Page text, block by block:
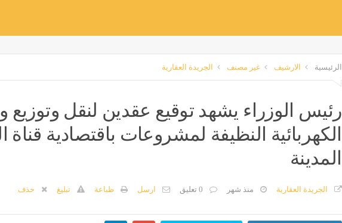
الرئيسية الارشيف غير مصنف الجريدة العقارية
رئيس الوزراء يشهد توقيع عقدين لنقل وتوزيع
الكهربائية النظيفة لمشروعات باقتصادية
المدينة
الجريدة العقارية منذ شهر 0 تعليق ارسل طباعة تبليغ حذف